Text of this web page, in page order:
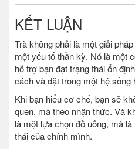
KẾT LUẬN
Trà không phải là một giải
một yếu tố thần kỳ. Nó là một
hỗ trợ bạn đạt trạng thái ổn
cách và đặt trong một hệ sống
Khi bạn hiểu cơ chế, bạn sẽ
quen, mà theo nhận thức. Và
là một lựa chọn đồ uống, mà
thái của chính mình.